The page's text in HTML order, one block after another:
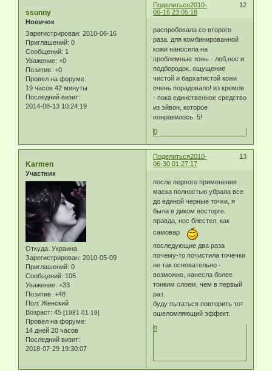
Поделиться 12
2010-
06-16 23:05:18
ssunny
Новичок
Зарегистрирован: 2010-06-16
Приглашений: 0
Сообщений: 1
Уважение: +0
Позитив: +0
Провел на форуме:
19 часов 42 минуты
Последний визит:
2014-08-13 10:24:19
распробовала со второго
раза. для комбинированной
кожи наносила на
проблемные зоны - лоб,нос и
подбородок. ощущение
чистой и бархатистой кожи
очень порадовало! из кремов
- пока единственное средство
из эйвон, которое
понравилось. 5!
0
Поделиться 13
2010-
06-30 01:27:17
Karmen
Участник
Откуда: Украина
Зарегистрирован: 2010-05-09
Приглашений: 0
Сообщений: 105
Уважение: +33
Позитив: +48
Пол: Женский
Возраст: 45 [1981-01-19]
Провел на форуме:
14 дней 20 часов
Последний визит:
2018-07-29 19:30:07
после первого применения
маска полностью убрала все
до единой черные точки, я
была в диком восторге.
правда, нос блестел, как
самовар
последующие два раза
почему-то почистила точечки
не так основательно -
возможно, нанесла более
тонким слоем, чем в первый
раз.
буду пытаться повторить тот
ошеломляющий эффект.
0